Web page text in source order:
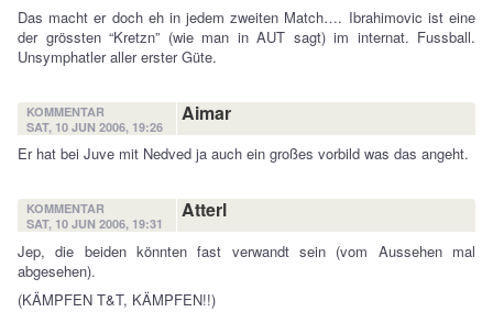
Das macht er doch eh in jedem zweiten Match…. Ibrahimovic ist eine
der grössten “Kretzn” (wie man in AUT sagt) im internat. Fussball.
Unsymphatler aller erster Güte.
KOMMENTAR
SAT, 10 JUN 2006, 19:26
Aimar
Er hat bei Juve mit Nedved ja auch ein großes vorbild was das angeht.
KOMMENTAR
SAT, 10 JUN 2006, 19:31
Atterl
Jep, die beiden könnten fast verwandt sein (vom Aussehen mal
abgesehen).
(KÄMPFEN T&T, KÄMPFEN!!)